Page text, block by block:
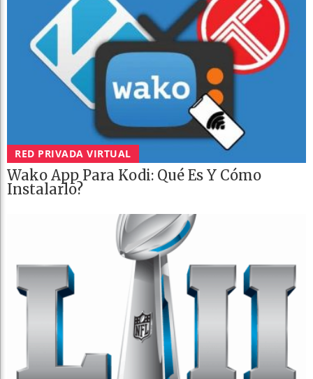
RED PRIVADA VIRTUAL
Wako App Para Kodi: Qué Es Y Cómo
Instalarlo?